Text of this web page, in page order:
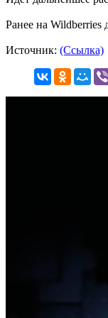
Ранее на Wildberries
Источник: (Ссылка)